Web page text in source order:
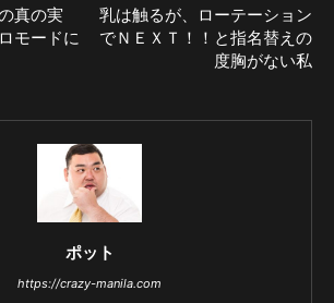
真の実
モードに
乳は触るが、ローテーション
でＮＥＸＴ！！と指名替えの
度胸がない私
ポット
https://crazy-manila.com